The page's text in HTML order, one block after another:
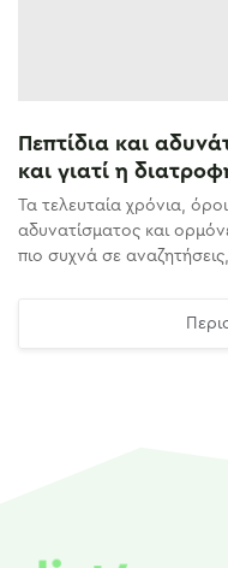
Πεπτίδια και
και γιατί η
Τα τελευταία χρόνια,
αδυνατίσματος και
πιο συχνά σε